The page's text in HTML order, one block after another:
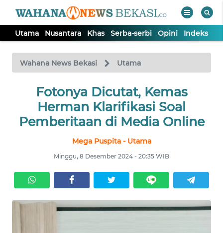
Utama Nusantara Khas Serba-serbi Opini Indeks
Wahana News Bekasi Utama
Fotonya Dicutat, Kemas
Herman Klarifikasi Soal
Pemberitaan di Media Online
Mega Puspita - Utama
Minggu, 8 Desember 2024 - 20:35 WIB
TV
Tutup
UTAMA
NUSANTARA
SERBA-
SERBI